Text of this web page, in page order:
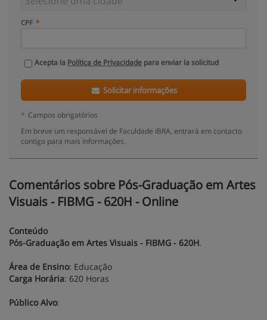
CPF
Acepta la Política de Privacidade para enviar la solicitud
Solicitar informações
* Campos obrigatórios
Em breve um responsável de Faculdade IBRA, entrará em contacto
contigo para mais informações.
Comentários sobre Pós-Graduação em Artes
Visuais - FIBMG - 620H - Online
Conteúdo
Pós-Graduação em Artes Visuais - FIBMG - 620H.
Área de Ensino: Educação
Carga Horária: 620 Horas
Público Alvo: